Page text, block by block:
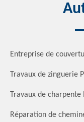
Entreprise de
Travaux de zinguerie
Travaux de
Réparation de